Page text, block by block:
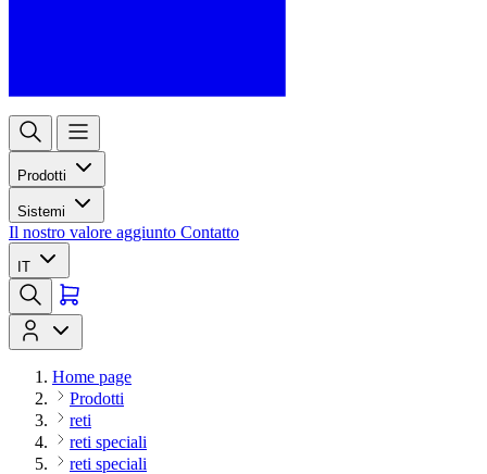
Prodotti
Sistemi
Il nostro valore aggiunto Contatto
IT
Home page
Prodotti
reti
reti speciali
reti speciali